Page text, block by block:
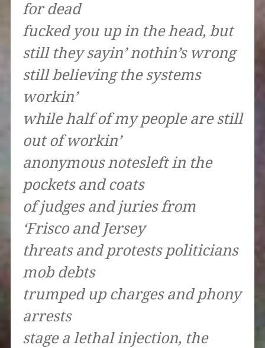
for dead
fucked you up in the head, but
still they sayin’ nothin’s wrong
still believing the systems
workin’
while half of my people are still
out of workin’
anonymous notesleft in the
pockets and coats
of judges and juries from
‘Frisco and Jersey
threats and protests politicians
mob debts
trumped up charges and phony
arrests
stage a lethal injection, the